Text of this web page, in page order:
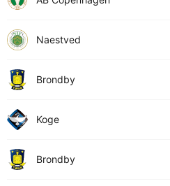
Naestved
Brondby
Koge
Brondby